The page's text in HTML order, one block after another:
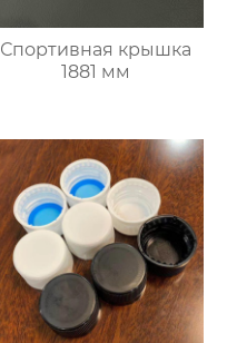
Спортивная крышка
1881 мм